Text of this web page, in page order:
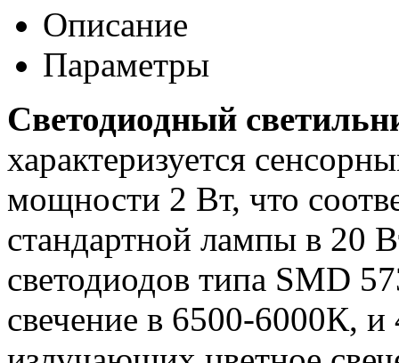
Описание
Параметры
Светодиодный
характеризуется
мощности 2 Вт, что
стандартной лампы в 20
светодиодов типа SMD
свечение в 6500-6000К,